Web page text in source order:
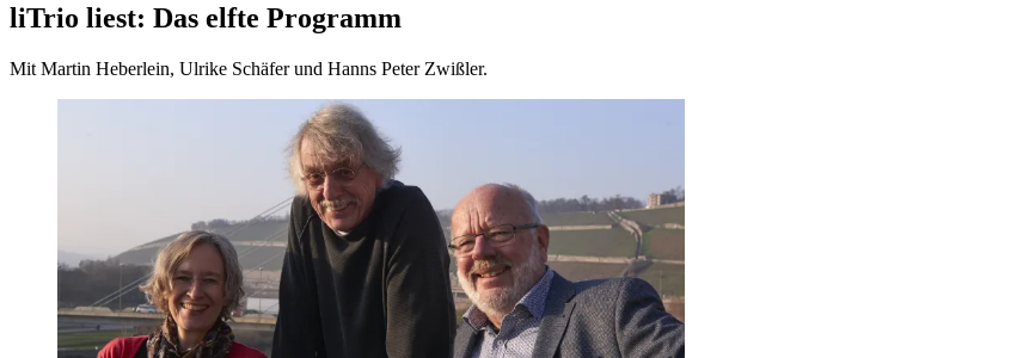
liTrio liest: Das elfte Programm
Mit Martin Heberlein, Ulrike Schäfer und Hanns Peter Zwißler.